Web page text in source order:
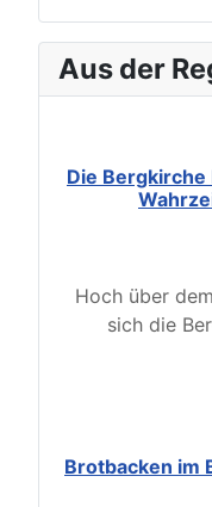
Aus der
Die
Hoch über
sich die
Brotbacken im